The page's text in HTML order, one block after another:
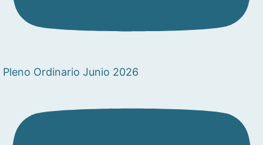
Pleno Ordinario Junio 2026